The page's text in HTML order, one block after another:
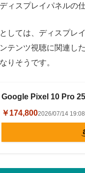
ィスプレイパネルの
しては、ディスプレ
テンツ視聴に関連し
りそうです。
Google Pixel 10 Pro
￥174,8002026/07/14